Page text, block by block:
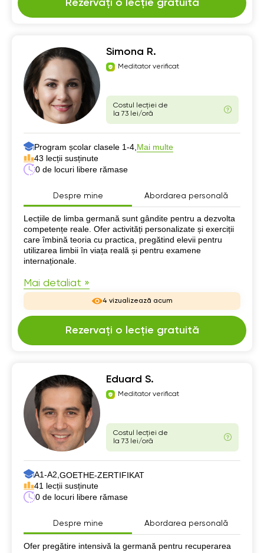
Rezervați o lecție gratuită
Simona R.
Meditator verificat
Costul lecției de
la 73 lei/oră
Program școlar clasele 1-4, Mai multe
43 lecții susținute
0 de locuri libere rămase
Despre mine Abordarea personală
Despre mine
Lecțiile de limba germană sunt gândite pentru a dezvolta
competențe reale. Ofer activități personalizate și exerciții
care îmbină teoria cu practica, pregătind elevii pentru
utilizarea limbii în viața reală și pentru examene
internaționale.
Mai detaliat »
4 vizualizează acum
Rezervați o lecție gratuită
Eduard S.
Meditator verificat
Costul lecției de
la 73 lei/oră
А1-А2, GOETHE-ZERTIFIKAT
41 lecții susținute
0 de locuri libere rămase
Despre mine Abordarea personală
Despre mine
Ofer pregătire intensivă la germană pentru recuperarea